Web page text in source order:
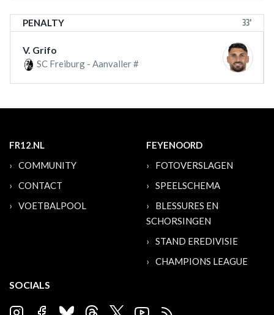
PENALTY 33'
V. Grifo
SC Freiburg - Aanvaller #
FR12.NL
COMMUNITY
CONTACT
VOETBALPOOL
FEYENOORD
FOTOVERSLAGEN
SPEELSCHEMA
BLESSURES EN
SCHORSINGEN
STAND EREDIVISIE
CHAMPIONS LEAGUE
SOCIALS